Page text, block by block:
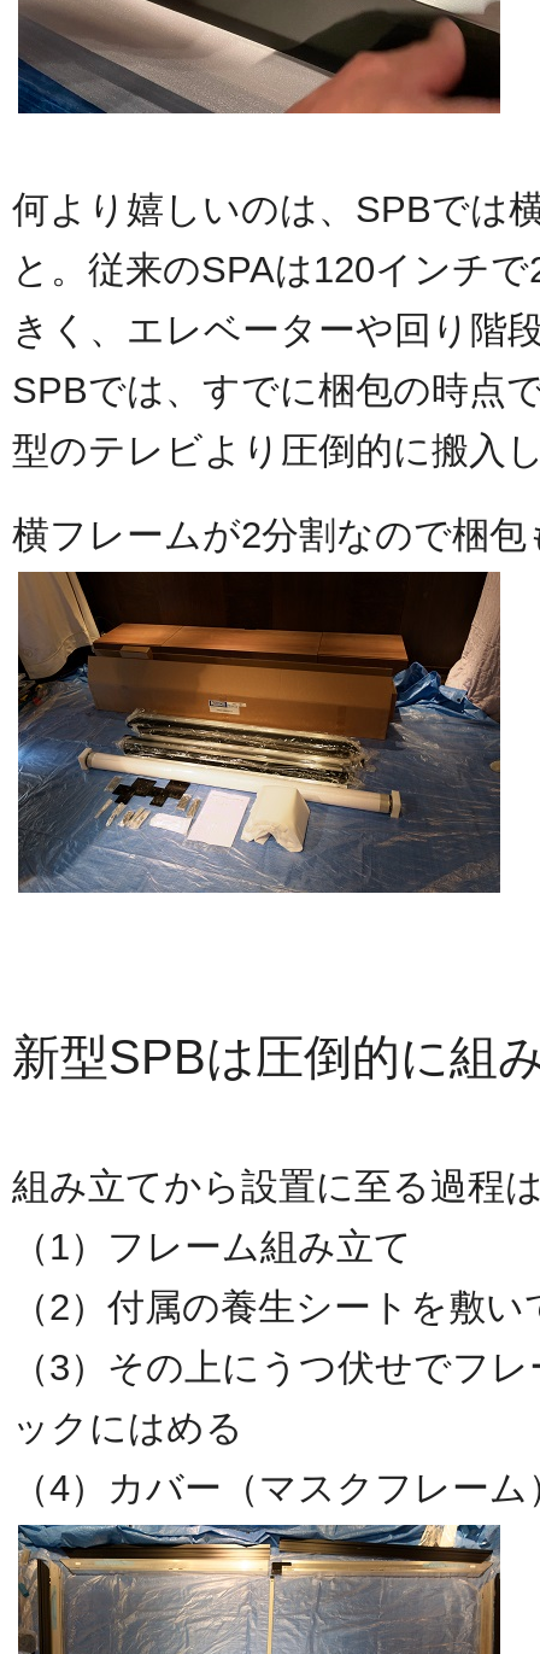
何より嬉しいのは、SPBでは
と。従来のSPAは120インチ
きく、エレベーターや回り階
SPBでは、すでに梱包の時点
型のテレビより圧倒的に搬入
横フレームが2分割なので梱包
新型SPBは圧倒的に組
組み立てから設置に至る過程
（1）フレーム組み立て
（2）付属の養生シートを敷
（3）その上にうつ伏せでフ
ックにはめる
（4）カバー（マスクフレー